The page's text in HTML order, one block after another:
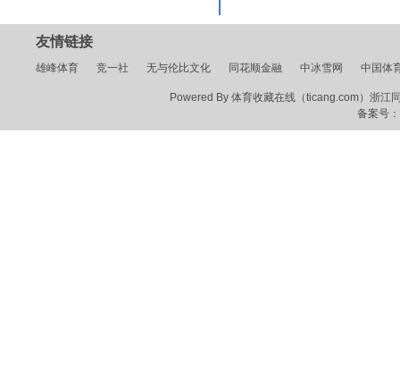
友情链接
雄峰体育 竞一社 无与伦比文化 同花顺金融 中冰雪网 中国体
Powered By 体育收藏在线（ticang.com）浙江
备案号：